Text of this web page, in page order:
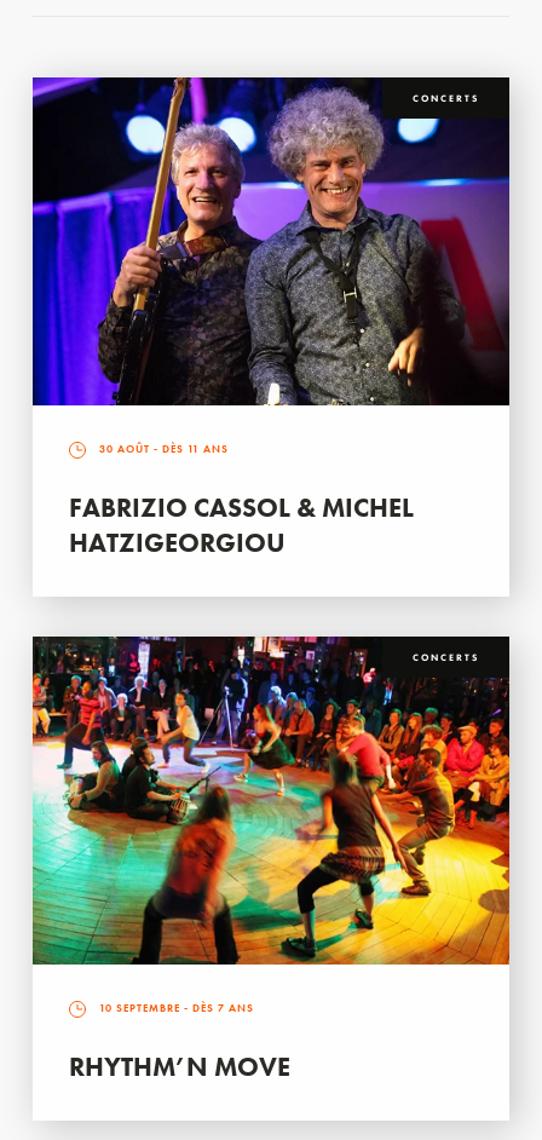
CONCERTS
30 AOÛT - DÈS 11 ANS
FABRIZIO CASSOL & MICHEL
HATZIGEORGIOU
CONCERTS
10 SEPTEMBRE - DÈS 7 ANS
RHYTHM’N MOVE